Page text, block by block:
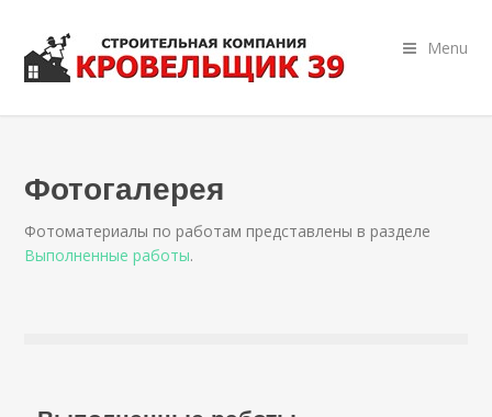
Menu
Фотогалерея
Фотоматериалы по работам представлены в разделе
Выполненные работы.